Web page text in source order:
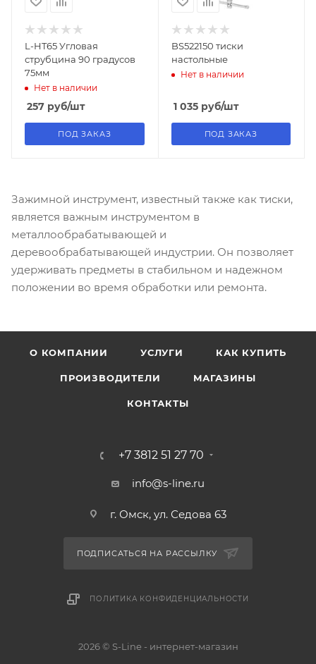
L-HT65 Угловая
струбцина 90 градусов
75мм
Нет в наличии
257 руб/шт
ПОД ЗАКАЗ
BS522150 тиски
настольные
Нет в наличии
1 035руб/шт
ПОД ЗАКАЗ
Зажимной инструмент, известный также как тиски,
является важным инструментом в
металлообрабатывающей и
деревообрабатывающей индустрии. Он позволяет
удерживать предметы в стабильном и надежном
положении во время обработки или ремонта.
О КОМПАНИИ УСЛУГИ КАК КУПИТЬ
ПРОИЗВОДИТЕЛИ МАГАЗИНЫ
КОНТАКТЫ
+7 3812 51 27 70
info@s-line.ru
г. Омск, ул. Седова 63
ПОДПИСАТЬСЯ НА РАССЫЛКУ
ПОЛИТИКА КОНФИДЕНЦИАЛЬНОСТИ
2026 © S-Line - интернет-магазин